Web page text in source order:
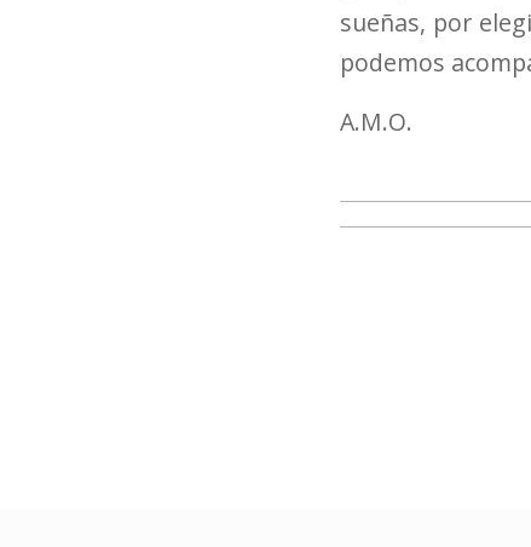
sueñas, por
podemos
A.M.O.